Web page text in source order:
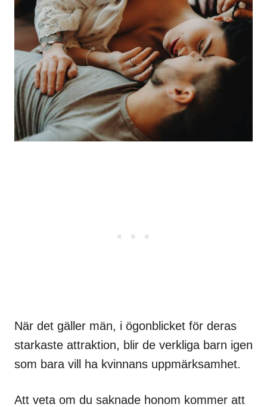
När det gäller män, i ögonblicket för deras
starkaste attraktion, blir de verkliga barn igen
som bara vill ha kvinnans uppmärksamhet.
Att veta om du saknade honom kommer att